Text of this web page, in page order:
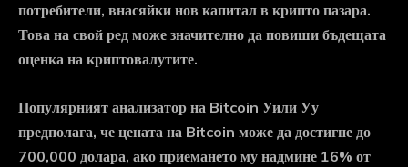
потребители, внасяйки нов капитал в крипто пазара.
Това на свой ред може значително да повиши бъдещата
оценка на криптовалутите.
Популярният анализатор на Bitcoin Уили Уу
предполага, че цената на Bitcoin може да достигне до
700,000 долара, ако приемането му надмине 16% от